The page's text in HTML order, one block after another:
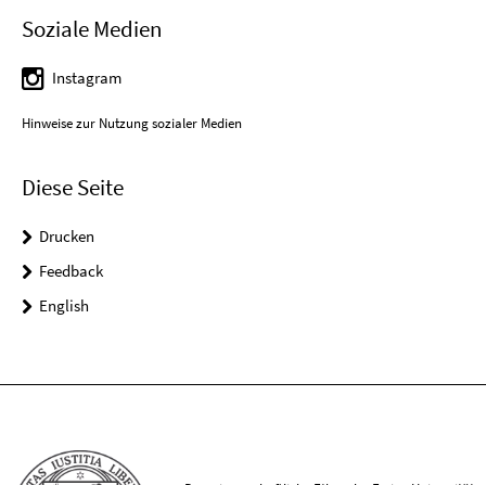
Soziale Medien
Instagram
Hinweise zur Nutzung sozialer Medien
Diese Seite
Drucken
Feedback
English